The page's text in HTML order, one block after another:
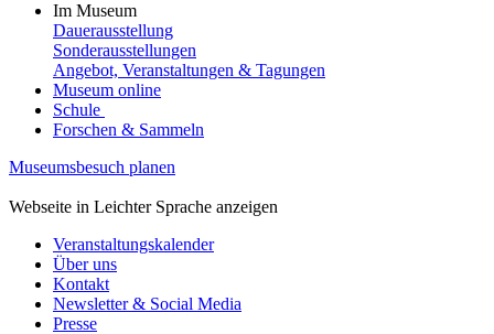
Im Museum
Dauerausstellung
Sonderausstellungen
Angebot, Veranstaltungen & Tagungen
Museum online
Schule
Forschen & Sammeln
Museumsbesuch planen
Webseite in Leichter Sprache anzeigen
Veranstaltungskalender
Über uns
Kontakt
Newsletter & Social Media
Presse